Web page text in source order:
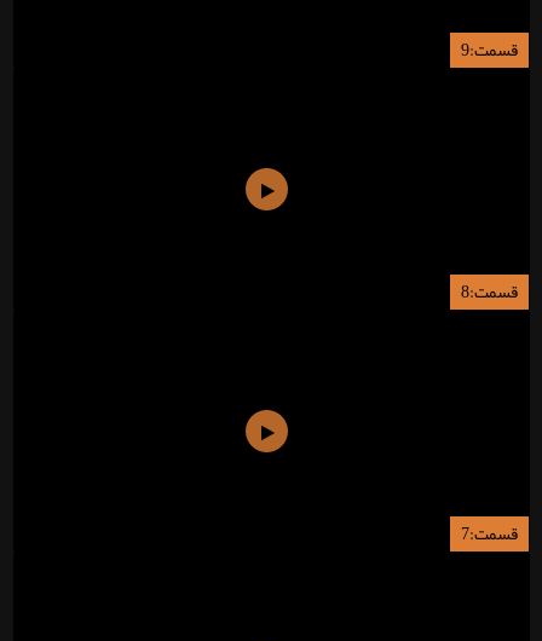
قسمت:9
قسمت:8
قسمت:7